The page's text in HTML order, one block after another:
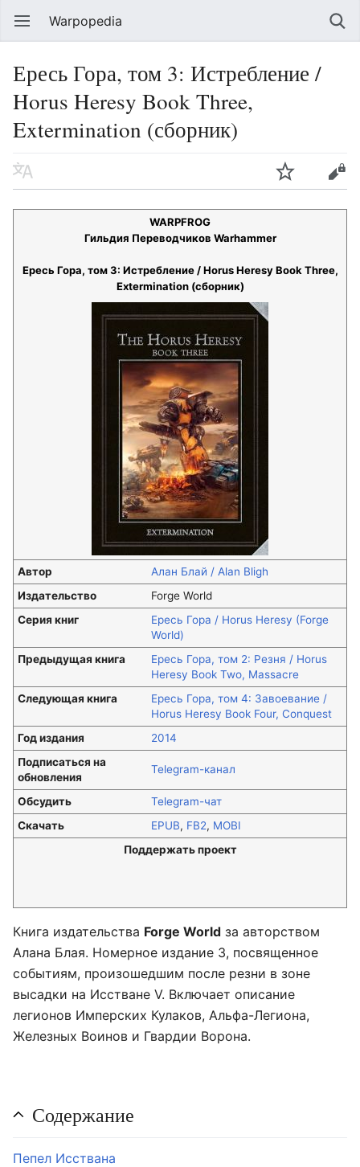
Warpopedia
Ересь Гора, том 3: Истребление /
Horus Heresy Book Three,
Extermination (сборник)
WARPFROG
Гильдия Переводчиков Warhammer
Ересь Гора, том 3: Истребление / Horus Heresy Book Three,
Extermination (сборник)
Автор
Алан Блай / Alan Bligh
Издательство
Forge World
Серия книг
Ересь Гора / Horus Heresy (Forge
World)
Предыдущая книга
Ересь Гора, том 2: Резня / Horus
Heresy Book Two, Massacre
Следующая книга
Ересь Гора, том 4: Завоевание /
Horus Heresy Book Four, Conquest
Год издания
2014
Подписаться на
обновления
Telegram-канал
Обсудить
Telegram-чат
Скачать
EPUB, FB2, MOBI
Поддержать проект
Книга издательства Forge World за авторством
Алана Блая. Номерное издание 3, посвященное
событиям, произошедшим после резни в зоне
высадки на Исстване V. Включает описание
легионов Имперских Кулаков, Альфа-Легиона,
Железных Воинов и Гвардии Ворона.
Содержание
Пепел Исствана